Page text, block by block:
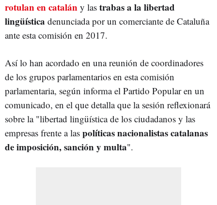
rotulan en catalán y las trabas a la libertad
lingüística denunciada por un comerciante de Cataluña
ante esta comisión en 2017.
Así lo han acordado en una reunión de coordinadores
de los grupos parlamentarios en esta comisión
parlamentaria, según informa el Partido Popular en un
comunicado, en el que detalla que la sesión reflexionará
sobre la "libertad lingüística de los ciudadanos y las
empresas frente a las políticas nacionalistas catalanas
de imposición, sanción y multa".